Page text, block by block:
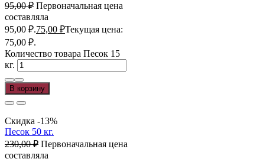
95,00₽ Первоначальная цена
составляла
95,00 ₽.75,00 ₽Текущая цена:
75,00 ₽.
Количество товара Песок 15
кг.
В корзину
Скидка -13%
Песок 50 кг.
230,00₽ Первоначальная цена
составляла